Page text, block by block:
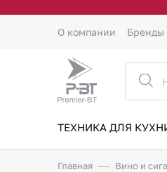
О компании Бренды
ТЕХНИКА ДЛЯ
Главная Вино и